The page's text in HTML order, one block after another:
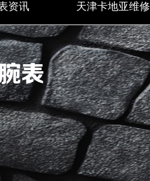
资讯 天津卡地亚维修
表